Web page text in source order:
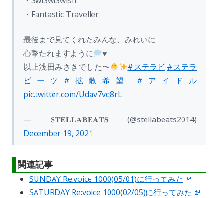
・Fantastic Traveller
最後まで見てくれたみんな、みれいに
心撃たれますように
♥️
以上浅田みさきでした〜
#ステラビ #ステラ
ビーツ #拡散希望
#アイドル
pic.twitter.com/Udav7vq8rL
— 𝐒𝐓𝐄𝐋𝐋𝐀𝐁𝐄𝐀𝐓𝐒 (@stellabeats2014)
December 19, 2021
関連記事
SUNDAY Re:voice 1000(05/01)に行ってみた
SATURDAY Re:voice 1000(02/05)に行ってみた